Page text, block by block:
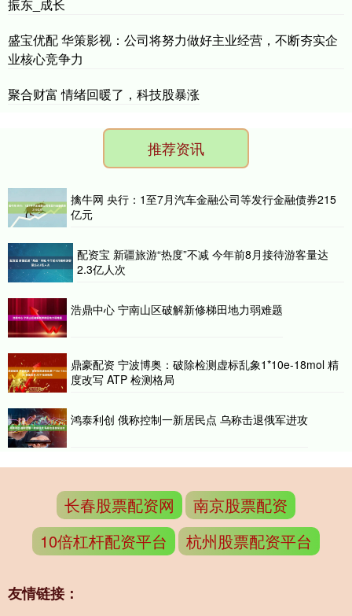
振东_成长
盛宝优配 华策影视：公司将努力做好主业经营，不断夯实企
业核心竞争力
聚合财富 情绪回暖了，科技股暴涨
推荐资讯
擒牛网 央行：1至7月汽车金融公司等发行金融债券215
亿元
配资宝 新疆旅游“热度”不减 今年前8月接待游客量达
2.3亿人次
浩鼎中心 宁南山区破解新修梯田地力弱难题
鼎豪配资 宁波博奥：破除检测虚标乱象1*10e-18mol 精
度改写 ATP 检测格局
鸿泰利创 俄称控制一新居民点 乌称击退俄军进攻
长春股票配资网
南京股票配资
10倍杠杆配资平台
杭州股票配资平台
友情链接：